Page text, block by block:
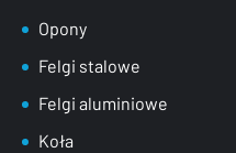
Lusterka
Maski
Nadkola
Pasy przednie
Opony
Felgi stalowe
Felgi aluminiowe
Koła